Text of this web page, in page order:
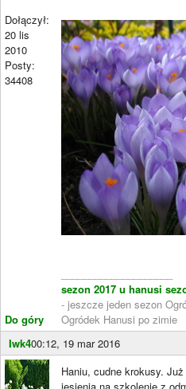
Dołączył:
20 lis
2010
Posty:
34408
Do góry
sezon 2017 u hanusi
- jeszcze jeden sezon
Ogródek Hanusi po zimie
Iwk400:12, 19 mar 2016
Haniu, cudne krokusy.